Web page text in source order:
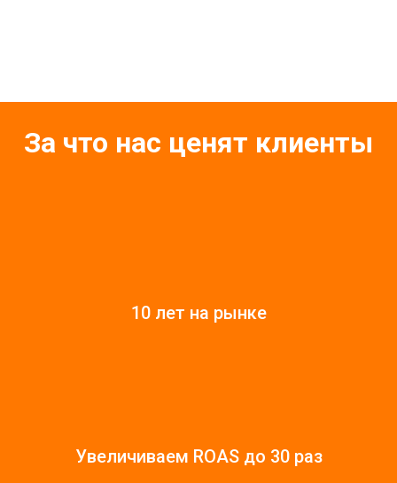
За что нас ценят клиенты
10 лет на рынке
Увеличиваем ROAS до 30 раз